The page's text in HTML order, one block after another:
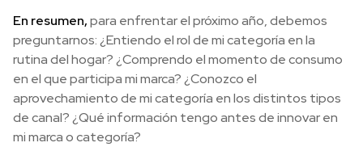
En resumen,para enfrentar el próximo año, debemos
preguntarnos: ¿Entiendo el rol de mi categoría en la
rutina del hogar? ¿Comprendo el momento de consumo
en el que participa mi marca? ¿Conozco el
aprovechamiento de mi categoría en los distintos tipos
de canal? ¿Qué información tengo antes de innovar en
mi marca o categoría?